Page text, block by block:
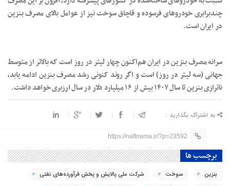
چندبرابری خودروهای فرسوده‌ و قاچاق سوخت نیز از عوامل بالای مصرف بنزین
در ایران است.
سرانه مصرف بنزین در ایران هم‌اکنون چهار لیتر در روز است که بالاتر از متوسط
جهانی (سه لیتر در روز) است و اگر روند کنونی رشد مصرف بنزین ادامه یابد،
ناترازی بنزین تا سال ۱۴۰۷ بیش از ۱۶ میلیارد دلار در سال ارزبری خواهد داشت.
به اشتراک بگذارید :
https://naftnama.ir/?p=23592
برچسب ها
بنزین سوخت
شرکت ملی پالایش و پخش فرآورده‌های نفتی